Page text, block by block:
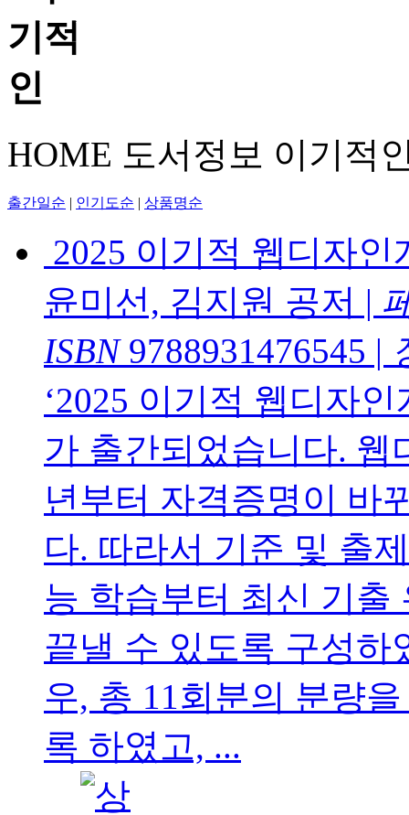
HOME 도서정보 이기적
출간일순 | 인기도순 | 상품명순
2025 이기적 웹디자
윤미선, 김지원 공저 |
ISBN9788931476545 |
‘2025 이기적 웹디자
가 출간되었습니다. 웹
년부터 자격증명이 바
다. 따라서 기준 및 출
능 학습부터 최신 기출
끝낼 수 있도록 구성하
우, 총 11회분의 분량
록 하였고, ...